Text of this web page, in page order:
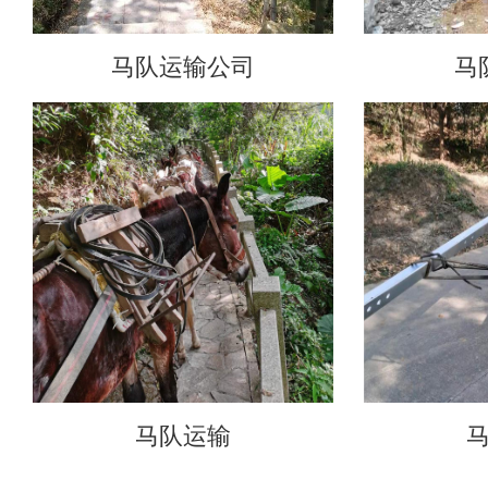
马队运输公司 马
马队运输